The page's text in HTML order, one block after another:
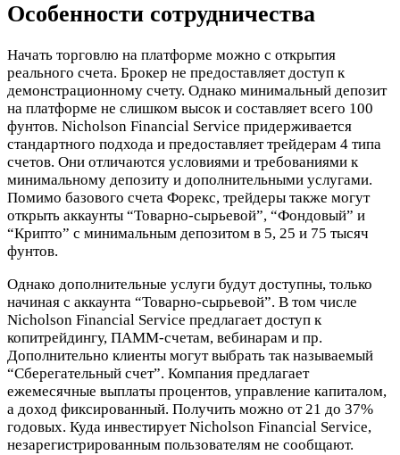
Особенности сотрудничества
Начать торговлю на платформе можно с открытия
реального счета. Брокер не предоставляет доступ к
демонстрационному счету. Однако минимальный депозит
на платформе не слишком высок и составляет всего 100
фунтов. Nicholson Financial Service придерживается
стандартного подхода и предоставляет трейдерам 4 типа
счетов. Они отличаются условиями и требованиями к
минимальному депозиту и дополнительными услугами.
Помимо базового счета Форекс, трейдеры также могут
открыть аккаунты “Товарно-сырьевой”, “Фондовый” и
“Крипто” с минимальным депозитом в 5, 25 и 75 тысяч
фунтов.
Однако дополнительные услуги будут доступны, только
начиная с аккаунта “Товарно-сырьевой”. В том числе
Nicholson Financial Service предлагает доступ к
копитрейдингу, ПАММ-счетам, вебинарам и пр.
Дополнительно клиенты могут выбрать так называемый
“Сберегательный счет”. Компания предлагает
ежемесячные выплаты процентов, управление капиталом,
а доход фиксированный. Получить можно от 21 до 37%
годовых. Куда инвестирует Nicholson Financial Service,
незарегистрированным пользователям не сообщают.